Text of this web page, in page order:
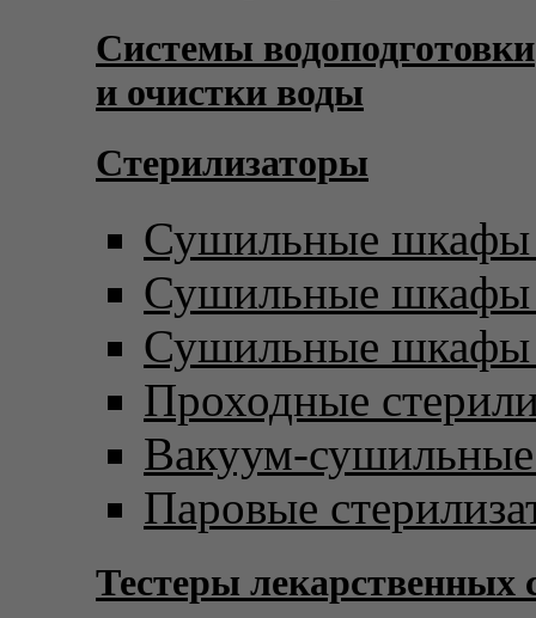
Системы водоподготовки
и очистки воды
Стерилизаторы
Сушильные шкафы
Сушильные шкафы
Сушильные шкафы
Проходные
Вакуум-
Паровые
Тестеры лекарственных